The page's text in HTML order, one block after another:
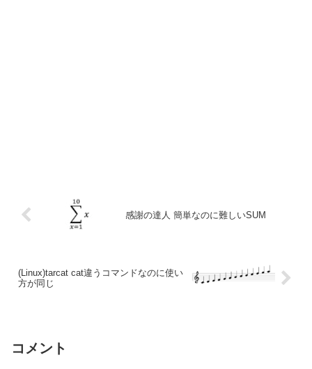
感謝の達人 簡単なのに難しいSUM
(Linux)tarcat cat違うコマンドなのに使い
方が同じ
コメント